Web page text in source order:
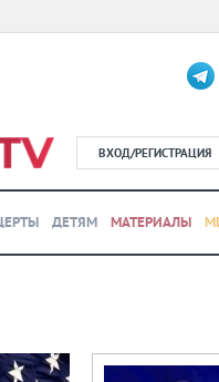
ВХОД/РЕГИСТРАЦИЯ
ДЕТЯМ МАТЕРИАЛЫ